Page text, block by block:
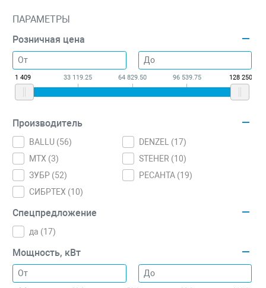
ПАРАМЕТРЫ
Розничная цена
1 409 33 119.25 64 829.50 96 539.75 128 250
Производитель
BALLU (56) DENZEL (17)
MTX (3) STEHER (10)
ЗУБР (52) РЕСАНТА (19)
СИБРТЕХ (10)
Спецпредложение
да (17)
Мощность, кВт